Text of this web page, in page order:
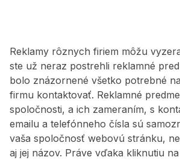
Reklamy rôznych firiem môžu
ste už neraz postrehli reklamné
bolo znázornené všetko potrebné
firmu kontaktovať. Reklamné
spoločnosti, a ich zameraním, s
emailu a telefónneho čísla sú
vaša spoločnosť webovú stránku,
aj jej názov. Práve vďaka kliknutiu